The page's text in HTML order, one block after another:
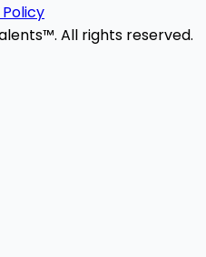
All rights reserved.